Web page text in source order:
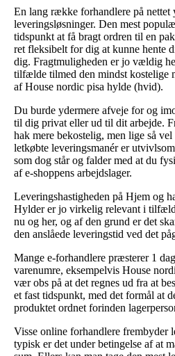
En lang række forhandlere på nettet
leveringsløsninger. Den mest
tidspunkt at få bragt ordren til en
ret fleksibelt for dig at kunne hente
dig. Fragtmuligheden er jo vældig
tilfælde tilmed den mindst kostelige
af House nordic pisa hylde (hvid).
Du burde ydermere afveje for og
til dig privat eller ud til dit arbejde.
hak mere bekostelig, men lige så
letkøbte leveringsmanér er
som dog står og falder med at du
af e-shoppens arbejdslager.
Leveringshastigheden på Hjem og
Hylder er jo virkelig relevant i
nu og her, og af den grund er det
den anslåede leveringstid ved det
Mange e-forhandlere præsterer 1
varenumre, eksempelvis House
vær obs på at det regnes ud fra at
et fast tidspunkt, med det formål at
produktet ordnet forinden
Visse online forhandlere frembyder
typisk er det under betingelse af at